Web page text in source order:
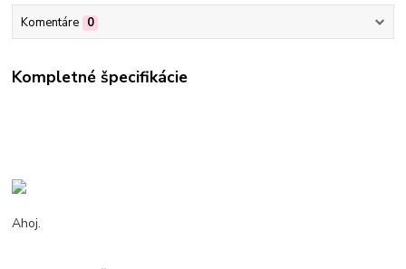
Komentáre 0
Kompletné špecifikácie
Ahoj.